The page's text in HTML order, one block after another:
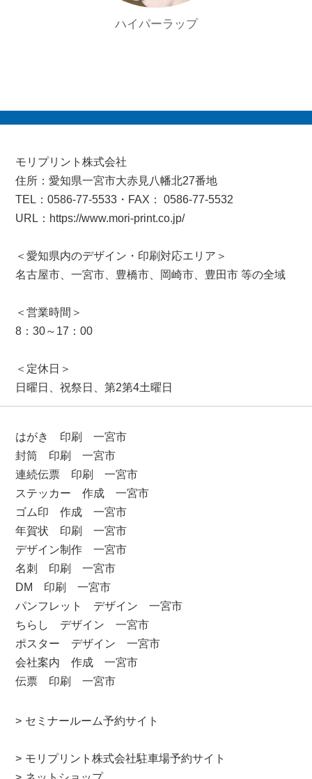
ハイパーラップ
はがき 印刷 一宮市
封筒 印刷 一宮市
連続伝票 印刷 一宮市
ステッカー 作成 一宮市
ゴム印 作成 一宮市
年賀状 印刷 一宮市
デザイン制作 一宮市
名刺 印刷 一宮市
DM 印刷 一宮市
パンフレット デザイン 一宮市
ちらし デザイン 一宮市
ポスター デザイン 一宮市
会社案内 作成 一宮市
伝票 印刷 一宮市
セミナールーム予約サイト
モリプリント株式会社駐車場予約サイト
モリプリント株式会社
住所：愛知県一宮市大赤見八幡北27番地
TEL：0586-77-5533・FAX： 0586-77-5532
URL：https://www.mori-print.co.jp/
＜愛知県内のデザイン・印刷対応エリア＞
名古屋市、一宮市、豊橋市、岡崎市、豊田市 等の全域
＜営業時間＞
8：30～17：00
＜定休日＞
日曜日、祝祭日、第2第4土曜日